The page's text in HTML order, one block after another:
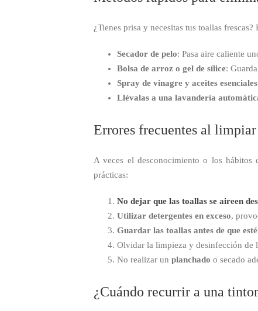
¿Tienes prisa y necesitas tus toallas
Secador de pelo: Pasa aire caliente
Bolsa de arroz o gel de sílice:
Spray de vinagre y aceites esenciales
Llévalas a una lavandería
Errores frecuentes al
A veces el desconocimiento o los
prácticas:
No dejar que las toallas se aireen
Utilizar detergentes en exceso,
Guardar las toallas antes de que
Olvidar la limpieza y desinfección de
No realizar un planchado o secado
¿Cuándo recurrir a una